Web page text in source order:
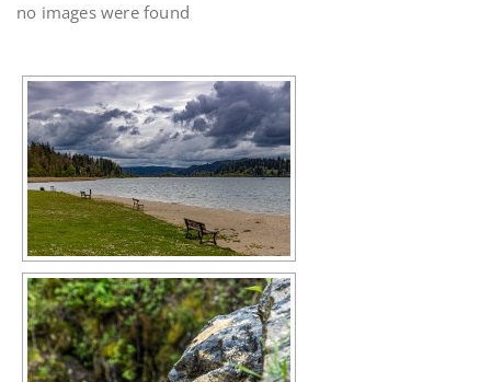
no images were found